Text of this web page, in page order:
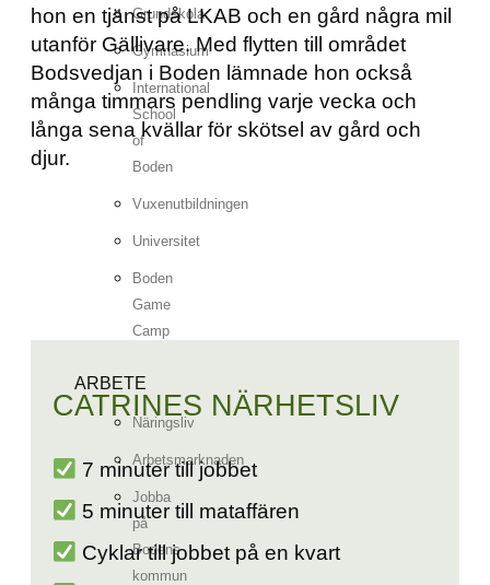
Grundskola
Gymnasium
International
School
of
Boden
Vuxenutbildningen
Universitet
Boden
Game
Camp
ARBETE
Näringsliv
Arbetsmarknaden
Jobba
på
Bodens
kommun
hon en tjänst på LKAB och en gård några mil
utanför Gällivare. Med flytten till området
Bodsvedjan i Boden lämnade hon också
många timmars pendling varje vecka och
långa sena kvällar för skötsel av gård och
djur.
CATRINES NÄRHETSLIV
7 minuter till jobbet
5 minuter till mataffären
Cyklar till jobbet på en kvart